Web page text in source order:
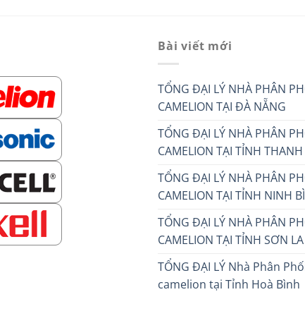
Bài viết mới
TỔNG ĐẠI LÝ NHÀ PHÂN
CAMELION TẠI ĐÀ NẴNG
TỔNG ĐẠI LÝ NHÀ PHÂN
CAMELION TẠI TỈNH
TỔNG ĐẠI LÝ NHÀ PHÂN
CAMELION TẠI TỈNH NINH
TỔNG ĐẠI LÝ NHÀ PHÂN
CAMELION TẠI TỈNH SƠN LA
TỔNG ĐẠI LÝ Nhà Phân
camelion tại Tỉnh Hoà Bình